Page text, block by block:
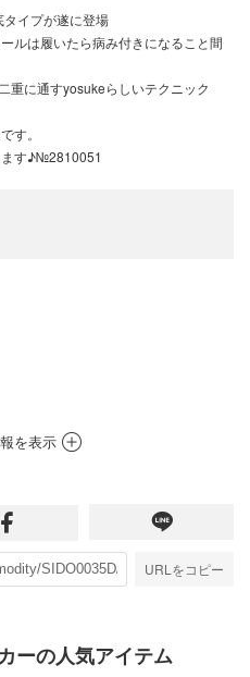
イプが遂に登場
ルは履いたら病み付きになること間
重に通すyosukeらしいテクニック
す。
ます♪№2810051
を表示
URLをコピー
ーの人気アイテム